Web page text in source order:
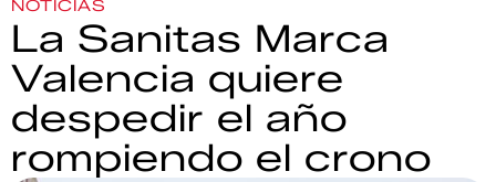
NOTICIAS
La Sanitas Marca
Valencia quiere
despedir el año
rompiendo el crono